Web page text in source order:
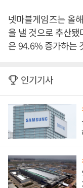
넷마블게임즈는 올
을 낼 것으로 추산
은 94.6% 증가하는
인기기사